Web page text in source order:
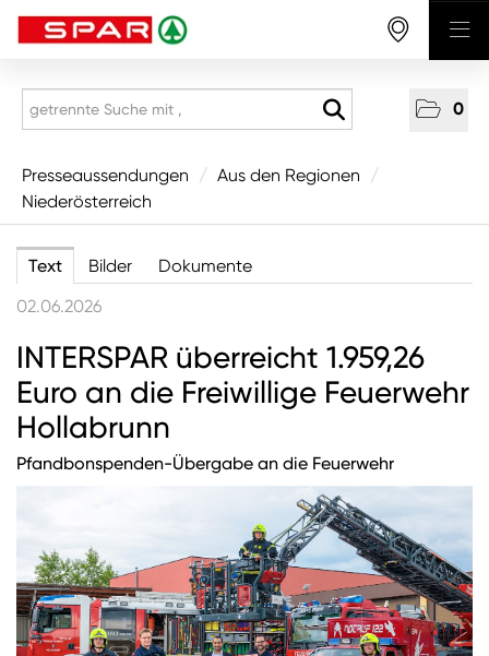
0
Presseaussendungen
National
Aus den Regionen
Vorarlberg
Salzburg
Oberösterreich
Niederösterreich
Steiermark
Kärnten
Unternehmen
Presseaussendungen / Aus den Regionen
/
Niederösterreich
Text Bilder
Dokumente
02.06.2026
INTERSPAR überreicht 1.959,26
Euro an die Freiwillige Feuerwehr
Hollabrunn
Pfandbonspenden-Übergabe an die Feuerwehr